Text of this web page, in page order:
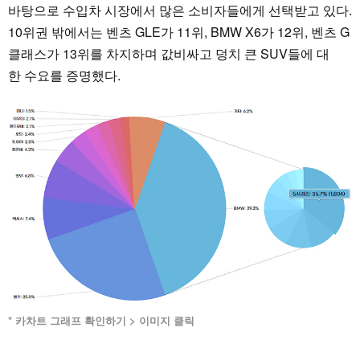
바탕으로 수입차 시장에서 많은 소비자들에게 선택받고 있다.
10위권 밖에서는 벤츠 GLE가 11위, BMW X6가 12위, 벤츠 G
클래스가 13위를 차지하며 값비싸고 덩치 큰 SUV들에 대
한 수요를 증명했다.
* 카차트 그래프 확인하기 > 이미지 클릭